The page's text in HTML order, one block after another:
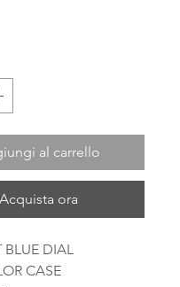
al carrello
Acquista ora
DIAL
CASE